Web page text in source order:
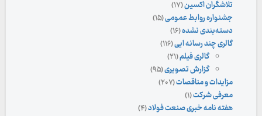
تلاشگران اکسین(۱۷)
جشنواره روابط عمومی(۱۵)
دسته‌بندی نشده(۱۶)
گالری چند رسانه ایی(۱۱۶)
گالری فیلم(۲۱)
گزارش تصویری(۹۵)
مزایدات و مناقصات(۲۰۷)
معرفی شرکت(۱)
هفته نامه خبری صنعت فولاد(۴)